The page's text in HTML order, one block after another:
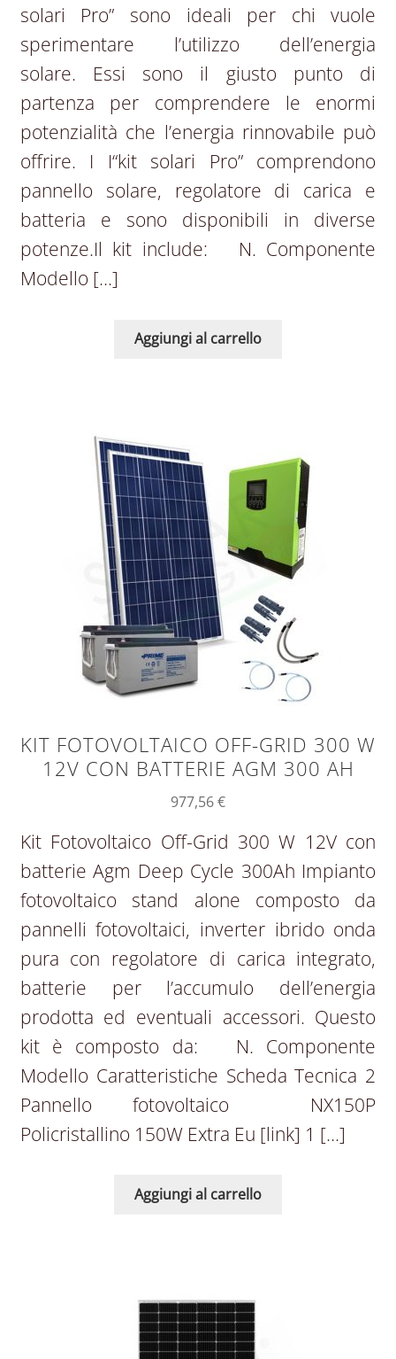
solari Pro” sono ideali per chi vuole
sperimentare l’utilizzo dell’energia
solare. Essi sono il giusto punto di
partenza per comprendere le enormi
potenzialità che l’energia rinnovabile può
offrire. I I“kit solari Pro” comprendono
pannello solare, regolatore di carica e
batteria e sono disponibili in diverse
potenze.Il kit include: N. Componente
Modello […]
Aggiungi al carrello
KIT FOTOVOLTAICO OFF-GRID 300 W
12V CON BATTERIE AGM 300 AH
977,56€
Kit Fotovoltaico Off-Grid 300 W 12V con
batterie Agm Deep Cycle 300Ah Impianto
fotovoltaico stand alone composto da
pannelli fotovoltaici, inverter ibrido onda
pura con regolatore di carica integrato,
batterie per l’accumulo dell’energia
prodotta ed eventuali accessori. Questo
kit è composto da: N. Componente
Modello Caratteristiche Scheda Tecnica 2
Pannello fotovoltaico NX150P
Policristallino 150W Extra Eu [link] 1 […]
Aggiungi al carrello